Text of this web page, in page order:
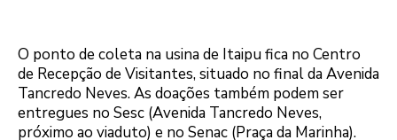
O ponto de coleta na usina de Itaipu fica no Centro
de Recepção de Visitantes, situado no final da Avenida
Tancredo Neves. As doações também podem ser
entregues no Sesc (Avenida Tancredo Neves,
próximo ao viaduto) e no Senac (Praça da Marinha).